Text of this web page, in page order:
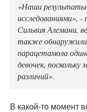
«Наши
исследованиями», -
Сильвия Алемани,
также
парацетамола
девочек,
различий».
В какой-то момент